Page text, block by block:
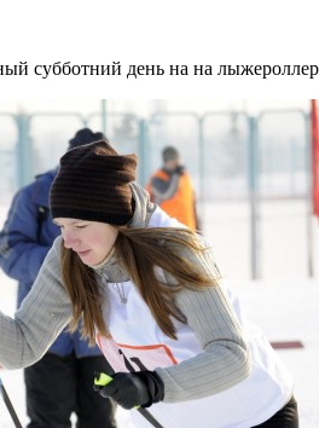
субботний день на на